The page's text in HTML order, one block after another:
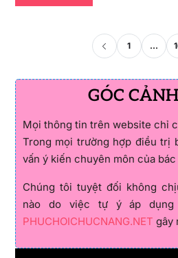
1 …
GÓC
Mọi thông tin trên website chỉ
Trong mọi trường hợp điều trị
vấn ý kiến chuyên môn của bác
Chúng tôi tuyệt đối không
nào do việc tự ý áp
PHUCHOICHUCNANG.NET gây